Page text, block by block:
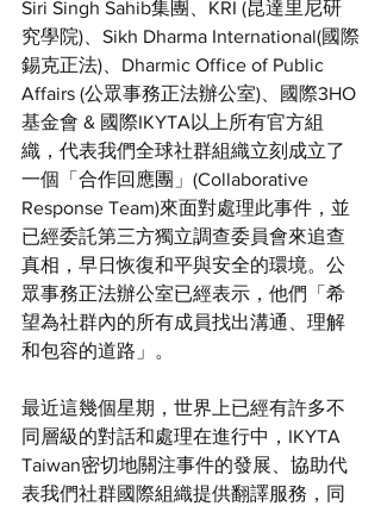
Siri Singh Sahib集團、KRI (昆達里尼研
究學院)、Sikh Dharma International(國際
錫克正法)、Dharmic Office of Public
Affairs (公眾事務正法辦公室)、國際3HO
基金會 & 國際IKYTA以上所有官方組
織，代表我們全球社群組織立刻成立了
一個「合作回應團」(Collaborative
Response Team)來面對處理此事件，並
已經委託第三方獨立調查委員會來追查
真相，早日恢復和平與安全的環境。公
眾事務正法辦公室已經表示，他們「希
望為社群內的所有成員找出溝通、理解
和包容的道路」。
最近這幾個星期，世界上已經有許多不
同層級的對話和處理在進行中，IKYTA
Taiwan密切地關注事件的發展、協助代
表我們社群國際組織提供翻譯服務，同